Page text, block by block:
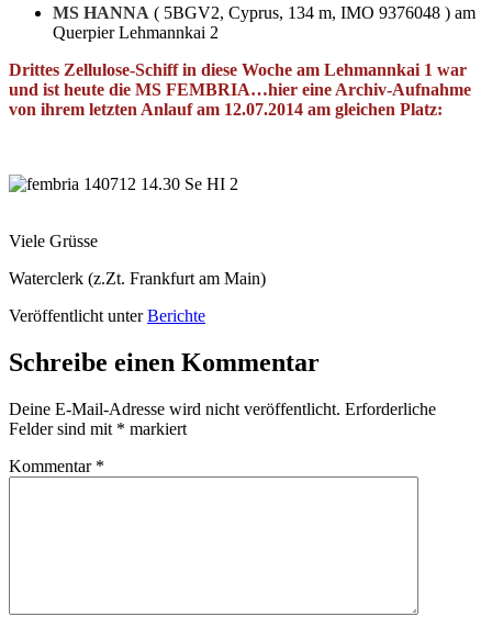
MS HANNA ( 5BGV2, Cyprus, 134 m, IMO 9376048 ) am
Querpier Lehmannkai 2
Drittes Zellulose-Schiff in diese Woche am Lehmannkai 1 war
und ist heute die MS FEMBRIA…hier eine Archiv-Aufnahme
von ihrem letzten Anlauf am 12.07.2014 am gleichen Platz:
Viele Grüsse
Waterclerk (z.Zt. Frankfurt am Main)
Veröffentlicht unter Berichte
Schreibe einen Kommentar
Deine E-Mail-Adresse wird nicht veröffentlicht. Erforderliche
Felder sind mit * markiert
Kommentar *